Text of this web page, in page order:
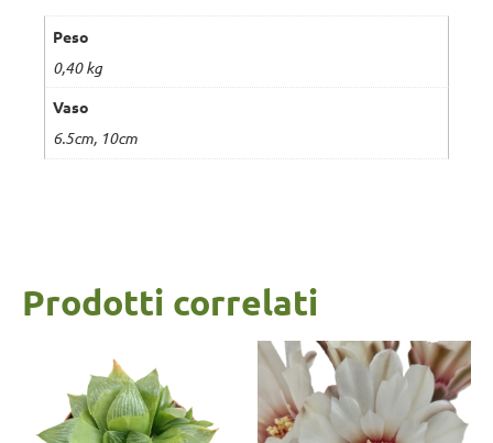
Peso
0,40 kg
Vaso
6.5cm, 10cm
Prodotti correlati